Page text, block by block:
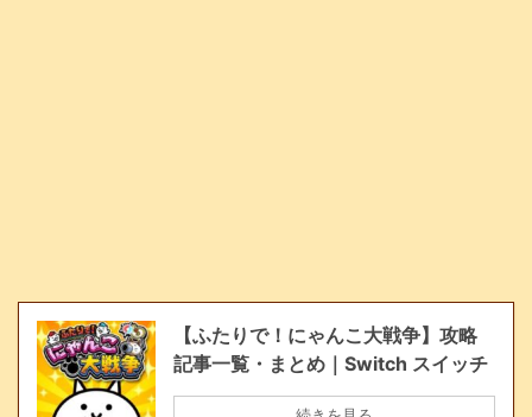
【ふたりで！にゃんこ大戦争】攻略
記事一覧・まとめ｜Switch スイッチ